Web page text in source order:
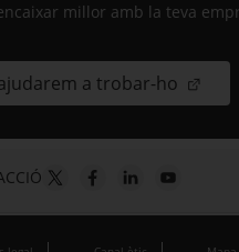
millor amb la teva
a trobar-ho